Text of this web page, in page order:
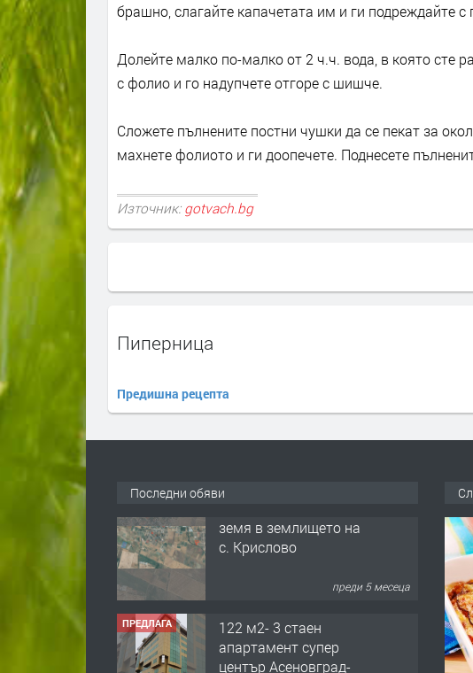
брашно, слагайте капачетата им и ги подреждайте с
Долейте малко по-малко от 2 ч.ч. вода, в която сте
с фолио и го надупчете отгоре с шишче.
Сложете пълнените постни чушки да се пекат за
махнете фолиото и ги доопечете. Поднесете
Източник: gotvach.bg
Пиперница
Предишна рецепта
Последни обяви
ПРЕДЛАГА
122 м2- 3 стаен
апартамент супер
ПРЕДЛАГА
Ретро Остъклена